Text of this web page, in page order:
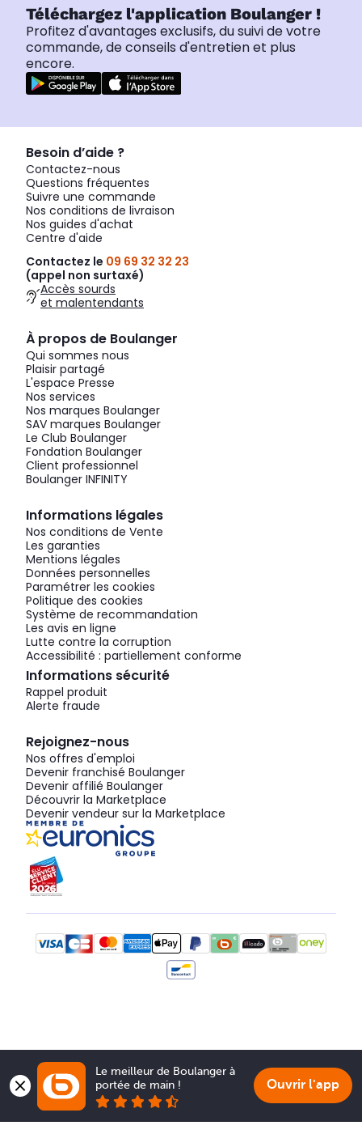
Téléchargez l'application Boulanger !
Profitez d'avantages exclusifs, du suivi de votre
commande, de conseils d'entretien et plus
encore.
Besoin d’aide ?
Contactez-nous
Questions fréquentes
Suivre une commande
Nos conditions de livraison
Nos guides d'achat
Centre d'aide
Contactez le 09 69 32 32 23
(appel non surtaxé)
Accès sourds
et malentendants
À propos de Boulanger
Qui sommes nous
Plaisir partagé
L'espace Presse
Nos services
Nos marques Boulanger
SAV marques Boulanger
Le Club Boulanger
Fondation Boulanger
Client professionnel
Boulanger INFINITY
Informations légales
Nos conditions de Vente
Les garanties
Mentions légales
Données personnelles
Paramétrer les cookies
Politique des cookies
Système de recommandation
Les avis en ligne
Lutte contre la corruption
Accessibilité : partiellement conforme
Informations sécurité
Rappel produit
Alerte fraude
Rejoignez-nous
Nos offres d'emploi
Devenir franchisé Boulanger
Devenir affilié Boulanger
Découvrir la Marketplace
Devenir vendeur sur la Marketplace
Le meilleur de Boulanger à
portée de main !
Ouvrir l'app